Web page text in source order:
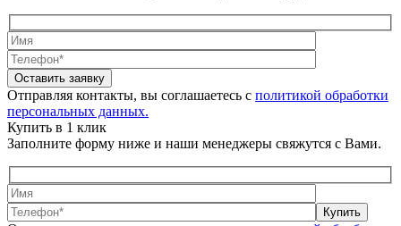
Оставить заявку
Отправляя контакты, вы соглашаетесь с политикой обработки
персональных данных.
Купить в 1 клик
Заполните форму ниже и наши менеджеры свяжутся с Вами.
Купить